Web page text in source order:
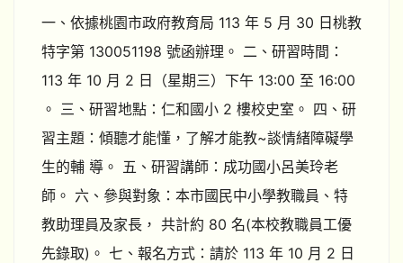
一、依據桃園市政府教育局 113 年 5 月 30 日桃教
特字第 130051198 號函辦理。 二、研習時間：
113 年 10 月 2 日（星期三）下午 13:00 至 16:00
。 三、研習地點：仁和國小 2 樓校史室。 四、研
習主題：傾聽才能懂，了解才能教~談情緒障礙學
生的輔 導。 五、研習講師：成功國小呂美玲老
師。 六、參與對象：本市國民中小學教職員、特
教助理員及家長， 共計約 80 名(本校教職員工優
先錄取)。 七、報名方式：請於 113 年 10 月 2 日